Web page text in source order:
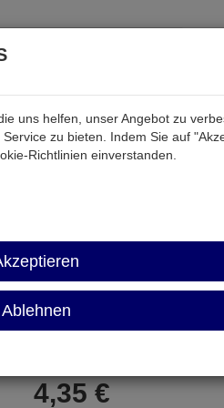
Video Strom Tab &
LC7582
4,35 €
uns helfen, unser Angebot zu
zu bieten. Indem Sie auf
Richtlinien einverstanden.